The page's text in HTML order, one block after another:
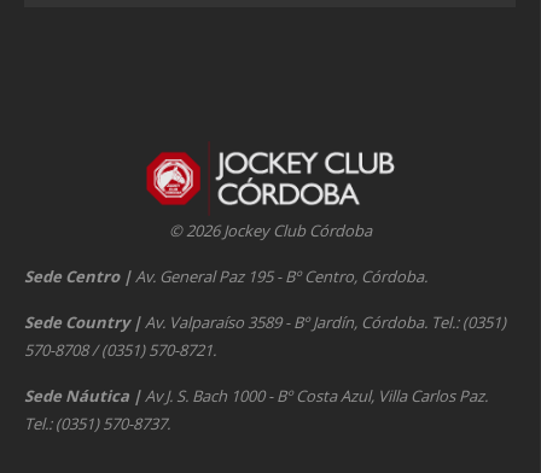
© 2026 Jockey Club Córdoba
Sede Centro |Av. General Paz 195 - Bº Centro, Córdoba.
Sede Country |Av. Valparaíso 3589 - Bº Jardín, Córdoba. Tel.: (0351)
570-8708 / (0351) 570-8721.
Sede Náutica |Av J. S. Bach 1000 - Bº Costa Azul, Villa Carlos Paz.
Tel.: (0351) 570-8737.